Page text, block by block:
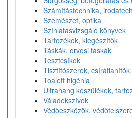
Számítástechnika,
Szemészet, optika
Színlátásvizsgáló könyvek
Tartozékok, kiegészítők
Táskák, orvosi táskák
Tesztcsíkok
Tisztítószerek,
Toalett higénia
Ultrahang készülékek,
Váladékszívók
Védőeszközök,